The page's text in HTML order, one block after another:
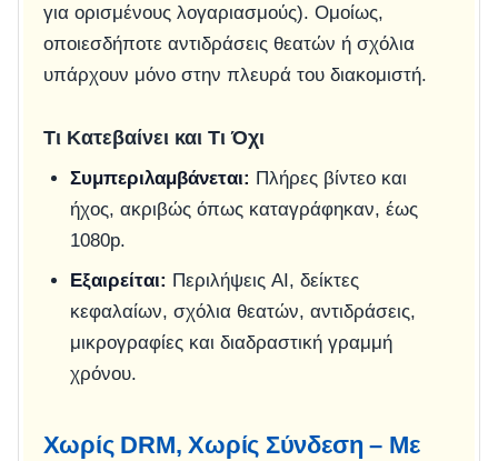
για ορισμένους λογαριασμούς). Ομοίως,
οποιεσδήποτε αντιδράσεις θεατών ή σχόλια
υπάρχουν μόνο στην πλευρά του διακομιστή.
Τι Κατεβαίνει και Τι Όχι
Συμπεριλαμβάνεται: Πλήρες βίντεο και
ήχος, ακριβώς όπως καταγράφηκαν, έως
1080p.
Εξαιρείται: Περιλήψεις AI, δείκτες
κεφαλαίων, σχόλια θεατών, αντιδράσεις,
μικρογραφίες και διαδραστική γραμμή
χρόνου.
Χωρίς DRM, Χωρίς Σύνδεση – Με